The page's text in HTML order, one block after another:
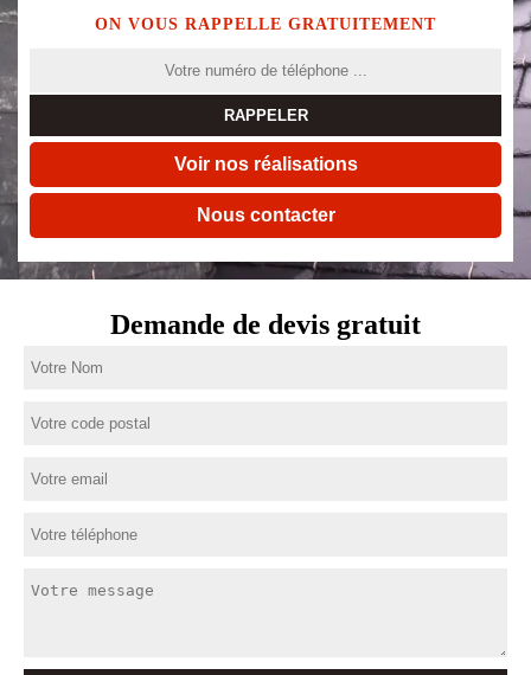
ON VOUS RAPPELLE GRATUITEMENT
Voir nos réalisations
Nous contacter
Demande de devis gratuit